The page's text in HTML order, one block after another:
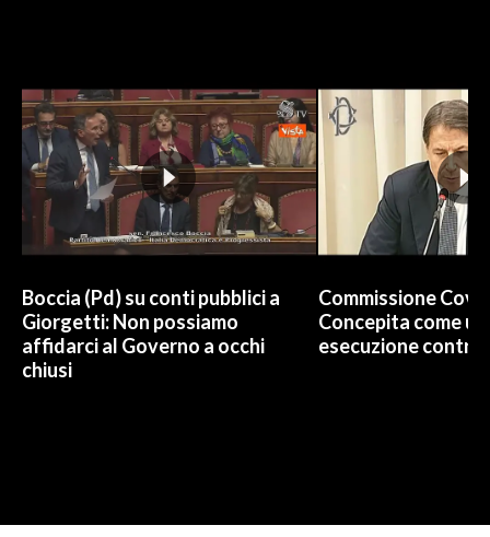
Boccia (Pd) su conti pubblici a
Giorgetti: Non possiamo
affidarci al Governo a occhi
chiusi
Commissione
Concepita come
esecuzione contro